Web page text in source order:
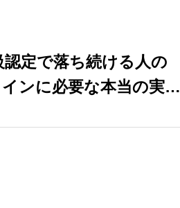
定で落ち続ける人の
ンに必要な本当の実力